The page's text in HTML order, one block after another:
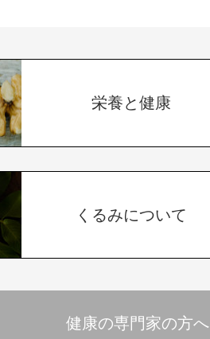
栄養と健康
くるみについて
健康の専門家の方へ